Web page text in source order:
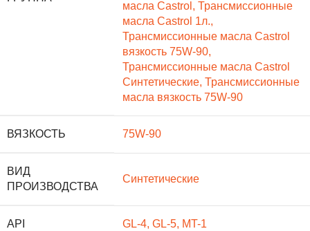
масла Castrol , Трансмиссионные
масла Castrol 1л.,
Трансмиссионные масла Castrol
вязкость 75W-90,
Трансмиссионные масла Castrol
Синтетические, Трансмиссионные
масла вязкость 75W-90
ВЯЗКОСТЬ 75W-90
ВИД
ПРОИЗВОДСТВА
Синтетические
API GL-4, GL-5, MT-1